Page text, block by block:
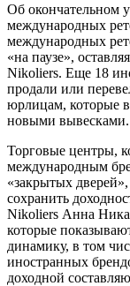
Об окончательном
международных
международных
«на паузе»,
Nikoliers. Еще 18
продали или
юрлицам, которые
новыми вывесками.
Торговые центры,
международным
«закрытых
сохранить
Nikoliers Анна
которые
динамику, в том
иностранных
доходной